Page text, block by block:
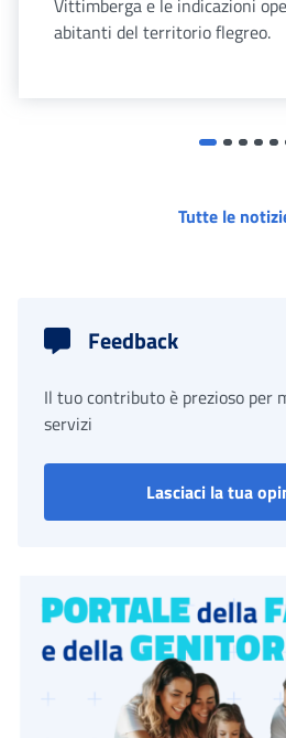
Vittimberga e le indicazioni
abitanti del territorio flegreo.
Tutte le
Feedback
Il tuo contributo è prezioso per
servizi
Lasciaci la tua